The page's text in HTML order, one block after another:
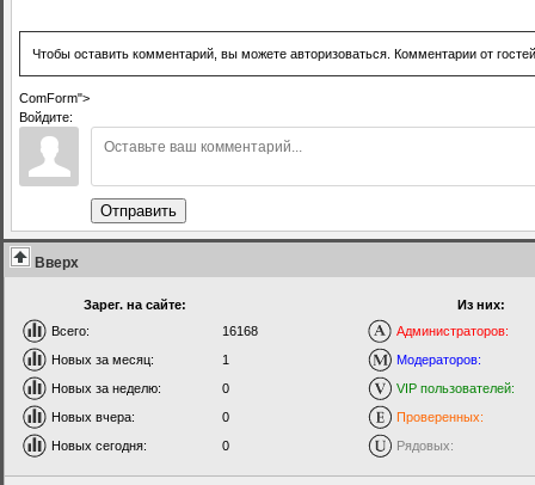
Чтобы оставить комментарий, вы можете авторизоваться. Комментарии от
ComForm">
Войдите:
Отправить
Вверх
Зарег. на сайте:
Всего:
16168
Новых за месяц:
1
Новых за неделю:
0
Новых вчера:
0
Новых сегодня:
0
Из них:
Администраторов:
Модераторов:
VIP пользователей:
Проверенных:
Рядовых: